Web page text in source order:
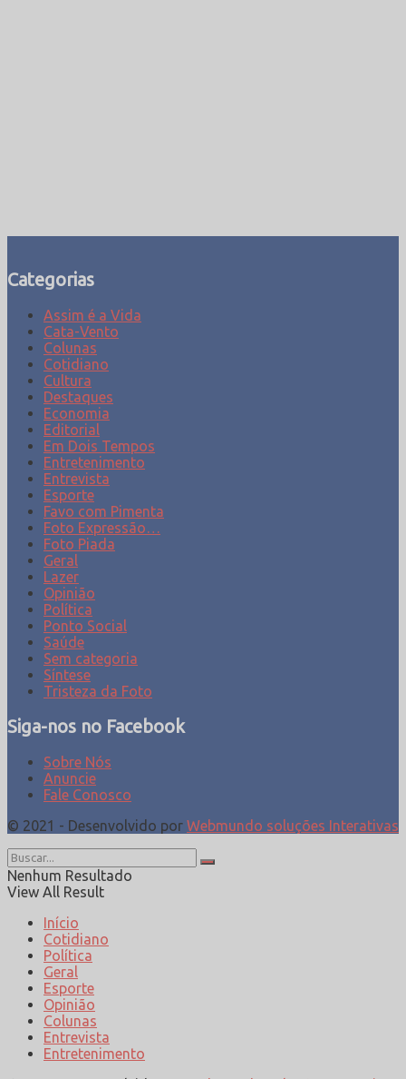
Categorias
Assim é a Vida
Cata-Vento
Colunas
Cotidiano
Cultura
Destaques
Economia
Editorial
Em Dois Tempos
Entretenimento
Entrevista
Esporte
Favo com Pimenta
Foto Expressão…
Foto Piada
Geral
Lazer
Opinião
Política
Ponto Social
Saúde
Sem categoria
Síntese
Tristeza da Foto
Siga-nos no Facebook
Sobre Nós
Anuncie
Fale Conosco
© 2021 - Desenvolvido por Webmundo soluções Interativas
Nenhum Resultado
View All Result
Início
Cotidiano
Política
Geral
Esporte
Opinião
Colunas
Entrevista
Entretenimento